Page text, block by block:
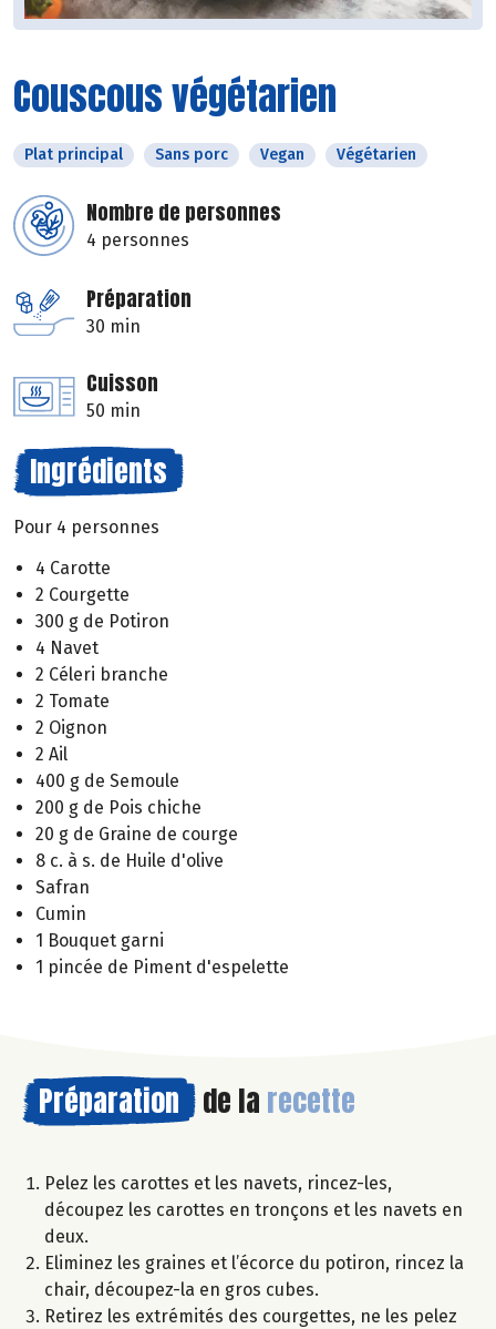
Couscous végétarien
Plat principal Sans porc Vegan Végétarien
Nombre de personnes
4 personnes
Préparation
30 min
Cuisson
50 min
Ingrédients
Pour 4 personnes
4 Carotte
2 Courgette
300 g de Potiron
4 Navet
2 Céleri branche
2 Tomate
2 Oignon
2 Ail
400 g de Semoule
200 g de Pois chiche
20 g de Graine de courge
8 c. à s. de Huile d'olive
Safran
Cumin
1 Bouquet garni
1 pincée de Piment d'espelette
Préparation de la recette
Pelez les carottes et les navets, rincez-les,
découpez les carottes en tronçons et les navets en
deux.
Eliminez les graines et l’écorce du potiron, rincez la
chair, découpez-la en gros cubes.
Retirez les extrémités des courgettes, ne les pelez